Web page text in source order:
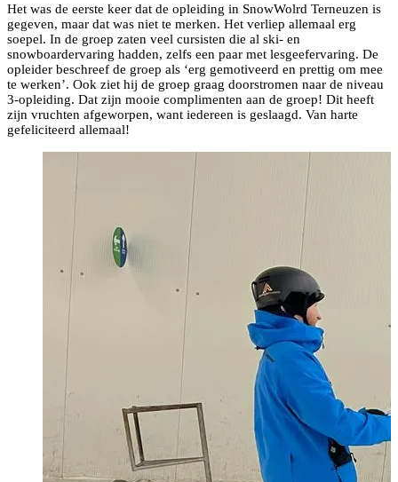
Het was de eerste keer dat de opleiding in SnowWolrd Terneuzen is
gegeven, maar dat was niet te merken. Het verliep allemaal erg
soepel. In de groep zaten veel cursisten die al ski- en
snowboardervaring hadden, zelfs een paar met lesgeefervaring. De
opleider beschreef de groep als ‘erg gemotiveerd en prettig om mee
te werken’. Ook ziet hij de groep graag doorstromen naar de niveau
3-opleiding. Dat zijn mooie complimenten aan de groep! Dit heeft
zijn vruchten afgeworpen, want iedereen is geslaagd. Van harte
gefeliciteerd allemaal!